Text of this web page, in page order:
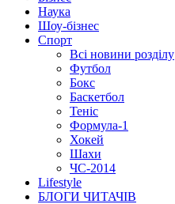
Наука
Шоу-бізнес
Спорт
Всі новини розділу
Футбол
Бокс
Баскетбол
Теніс
Формула-1
Хокей
Шахи
ЧС-2014
Lifestyle
БЛОГИ ЧИТАЧІВ